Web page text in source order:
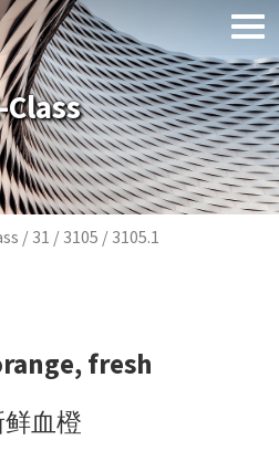
Class
Breadcrumb
31 3105 3105.1
fresh
鲜血橙